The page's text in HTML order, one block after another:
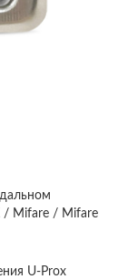
/ Mifare / Mifare
U-Prox